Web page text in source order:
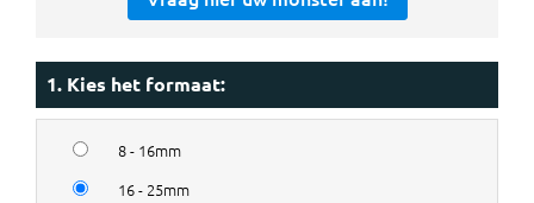
1. Kies het formaat:
8 - 16mm
16 - 25mm